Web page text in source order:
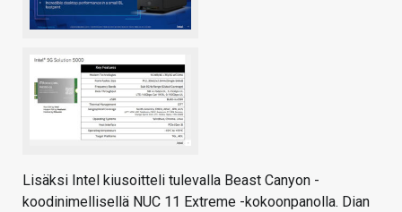
Lisäksi Intel kiusoitteli tulevalla Beast Canyon -
koodinimellisellä NUC 11 Extreme -kokoonpanolla. Dian